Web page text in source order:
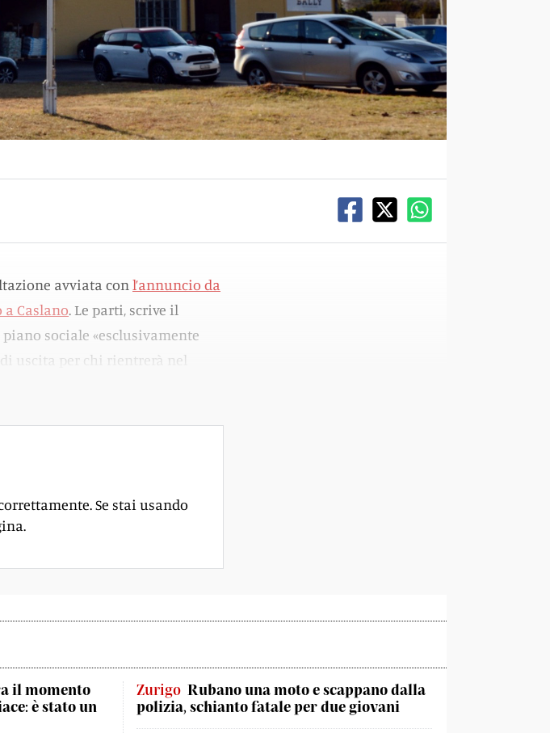
avviata con l’annuncio da
Caslano. Le parti, scrive il
sociale «esclusivamente
uscita per chi rientrerà nel
Se stai usando
il momento
è stato un
Zurigo Rubano una moto e scappano dalla
polizia, schianto fatale per due giovani